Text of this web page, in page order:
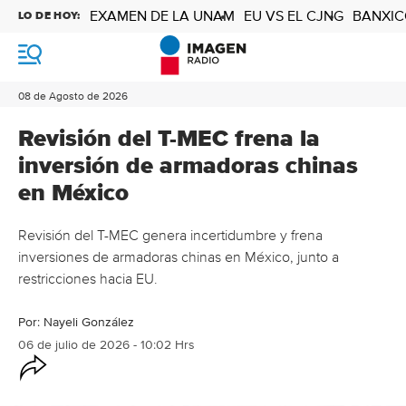
M
n
08 de Agosto de 2026
LO DE HOY: EXAMEN DE LA UNAM EU VS EL CJNG
Revisión del T-MEC frena la
inversión de armadoras chinas
en México
Revisión del T-MEC genera incertidumbre y frena
inversiones de armadoras chinas en México, junto a
restricciones hacia EU.
Por: Nayeli González
06 de julio de 2026 - 10:02 Hrs